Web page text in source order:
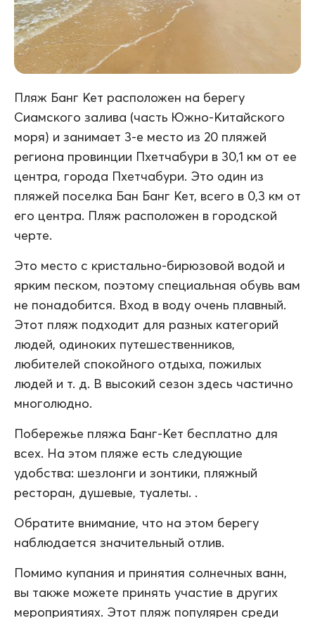
Пляж Банг Кет расположен на берегу
Сиамского залива (часть Южно-Китайского
моря) и занимает 3-е место из 20 пляжей
региона провинции Пхетчабури в 30,1 км от ее
центра, города Пхетчабури. Это один из
пляжей поселка Бан Банг Кет, всего в 0,3 км от
его центра. Пляж расположен в городской
черте.
Это место с кристально-бирюзовой водой и
ярким песком, поэтому специальная обувь вам
не понадобится. Вход в воду очень плавный.
Этот пляж подходит для разных категорий
людей, одиноких путешественников,
любителей спокойного отдыха, пожилых
людей и т. д. В высокий сезон здесь частично
многолюдно.
Побережье пляжа Банг-Кет бесплатно для
всех. На этом пляже есть следующие
удобства: шезлонги и зонтики, пляжный
ресторан, душевые, туалеты. .
Обратите внимание, что на этом берегу
наблюдается значительный отлив.
Помимо купания и принятия солнечных ванн,
вы также можете принять участие в других
мероприятиях. Этот пляж популярен среди